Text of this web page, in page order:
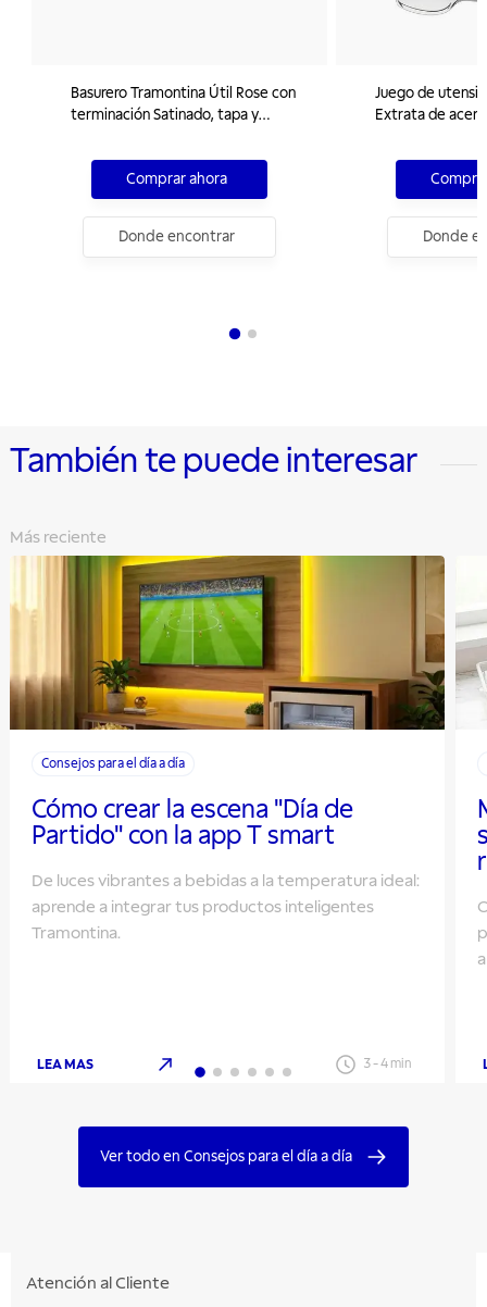
Basurero Tramontina Útil Rose con
terminación Satinado, tapa y
Comprar ahora
Donde encontrar
Juego de
Extrata de
Donde
También te puede interesar
Más reciente
Consejos para el día a día
Cómo crear la escena "Día de
Partido" con la app T smart
De luces vibrantes a bebidas a la temperatura ideal:
aprende a integrar tus productos inteligentes
Tramontina.
LEA MAS 3-4 min
Ver todo en Consejos para el día a día
Atención al Cliente